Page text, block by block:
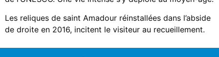
Les reliques de saint Amadour réinstallées dans l’abside
de droite en 2016, incitent le visiteur au recueillement.